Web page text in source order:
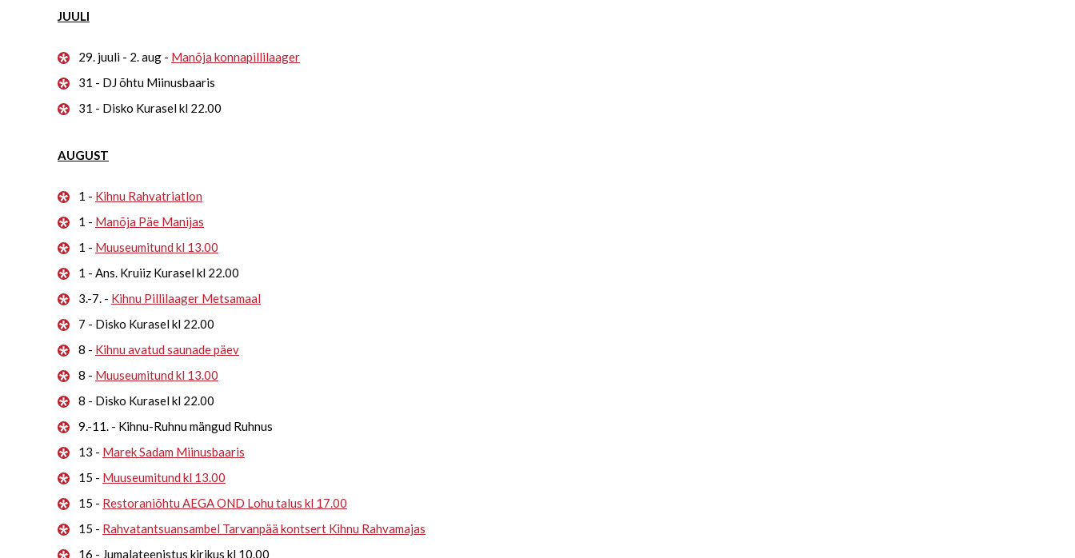
JUULI
29. juuli - 2. aug - Manõja konnapillilaager
31 - DJ õhtu Miinusbaaris
31 - Disko Kurasel kl 22.00
AUGUST
1 - Kihnu Rahvatriatlon
1 - Manõja Päe Manijas
1 - Muuseumitund kl 13.00
1 - Ans. Kruiiz Kurasel kl 22.00
3.-7. - Kihnu Pillilaager Metsamaal
7 - Disko Kurasel kl 22.00
8 - Kihnu avatud saunade päev
8 - Muuseumitund kl 13.00
8 - Disko Kurasel kl 22.00
9.-11. - Kihnu-Ruhnu mängud Ruhnus
13 - Marek Sadam Miinusbaaris
15 - Muuseumitund kl 13.00
15 - Restoraniõhtu AEGA OND Lohu talus kl 17.00
15 - Rahvatantsuansambel Tarvanpää kontsert Kihnu Rahvamajas
16 - Jumalateenistus kirikus kl 10.00